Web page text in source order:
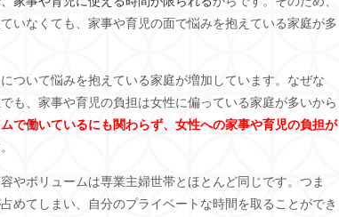
いなくても、家事や育児の面で悩みを抱えている家庭が多
ついて悩みを抱えている家庭が増加しています。なぜな
も、家事や育児の負担は女性に偏っている家庭が多いから
で働いているにも関わらず、女性への家事や育児の負担が
やボリュームは専業主婦世帯とほとんど同じです。つま
めてしまい、自分のプライベートな時間を取ることができ